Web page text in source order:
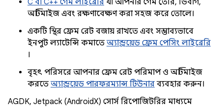
C বা C++ গেম লাইব্রেরি যা আপনার গেম তৈরি, ডিবাগ,
অপ্টিমাইজ এবং রক্ষণাবেক্ষণ করা সহজ করে তোলে।
একটি স্থির ফ্রেম রেট বজায় রাখতে এবং সম্ভাব্যভাবে
ইনপুট ল্যাটেন্সি কমাতে অ্যান্ড্রয়েড ফ্রেম পেসিং লাইব্রেরি
।
বৃহৎ পরিসরে আপনার ফ্রেম রেট পরিমাপ ও অপ্টিমাইজ
করতে অ্যান্ড্রয়েড পারফরম্যান্স টিউনার ব্যবহার করুন।
AGDK, Jetpack (AndroidX) সোর্স রিপোজিটরির মাধ্যমে